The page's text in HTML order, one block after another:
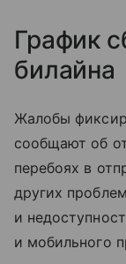
График
билайна
Жалобы
сообщают об
перебоях в
других
и
и мобильного